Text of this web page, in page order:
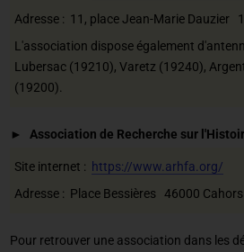
Adresse : 11, place Jean-Marie Dauzier
L'association dispose également
Lubersac (19210), Varetz (19240),
(19200).
Association de Recherche sur
Site internet : https://www.arhfa.org/
Adresse : Place Bessières 46000 Cahors
Pour retrouver une association dans les